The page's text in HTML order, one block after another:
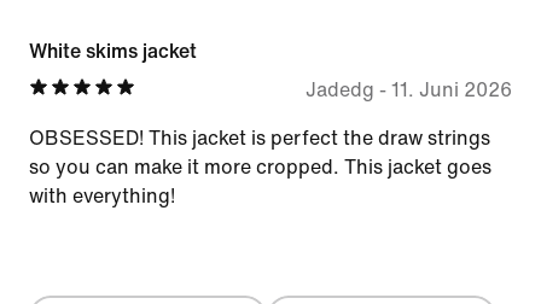
White skims jacket
Jadedg - 11. Juni 2026
OBSESSED! This jacket is perfect the draw strings
so you can make it more cropped. This jacket goes
with everything!